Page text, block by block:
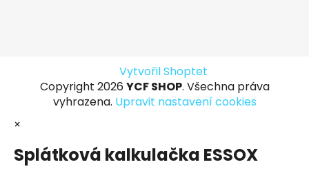
Vytvořil Shoptet
Copyright 2026 YCF SHOP. Všechna práva
vyhrazena. Upravit nastavení cookies
×
Splátková kalkulačka ESSOX